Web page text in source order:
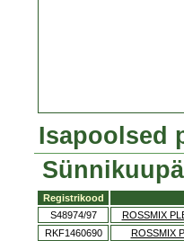
Isapoolsed
Registrikood
S48974/97
ROSSMIX
RKF1460690
ROSSMIX